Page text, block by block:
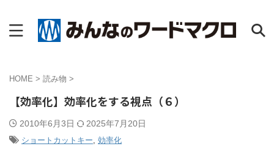
HOME > 読み物 >
【効率化】効率化をする視点（６）
2010年6月3日 2025年7月20日
ショートカットキー, 効率化